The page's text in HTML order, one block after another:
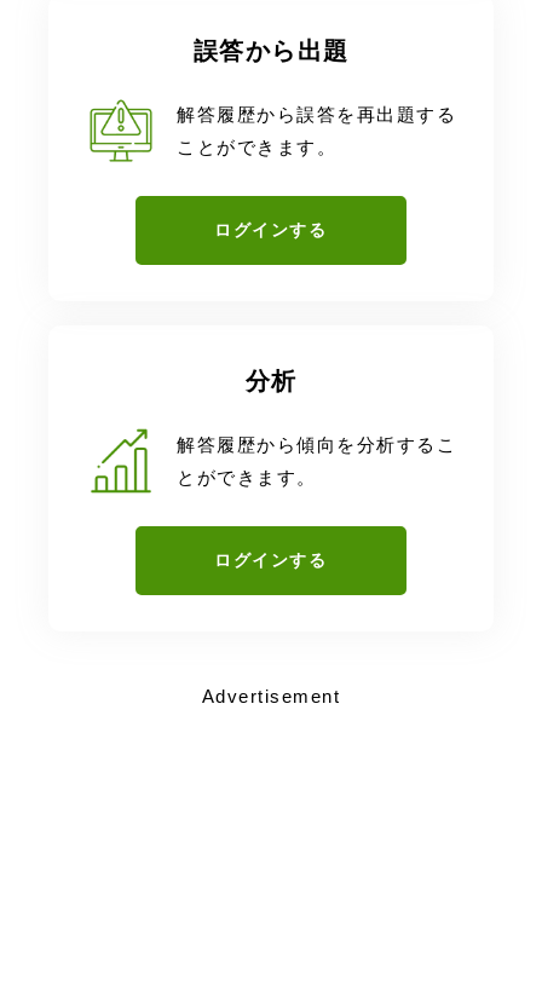
誤答から出題
解答履歴から誤答を再出題する
ことができます。
ログインする
分析
解答履歴から傾向を分析するこ
とができます。
ログインする
Advertisement